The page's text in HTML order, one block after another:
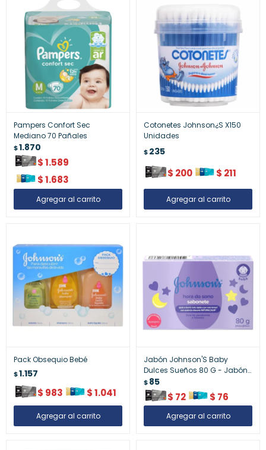
Pampers Confort Sec
Mediano 70 Pañales
$1.870
$1.589
$1.683
Cotonetes Johnson¿S X150
Unidades
$235
$ 200 $ 211
Pack Obsequio Bebé
$1.157
$ 983 $1.041
Jabón Johnson'S Baby
Dulces Sueños 80 G - Jabón
Johnson¿S Baby Dulces
Sueños 80 G
$85
$ 72 $ 76